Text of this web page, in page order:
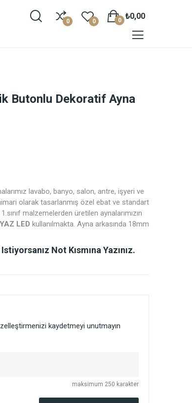
0 0
₺0,00
0
Butonlu Dekoratif Ayna
lavabo, banyo, salon, antre, işyeri ve
olarak tasarlanmış özel ebat ve standart
malzemelerden üretilen aynalarımızın
LED kullanılmakta. Ayna arkasında 18mm
Istiyorsanız Not Kısmına Yazınız.
kaydetmeyi unutmayın
maksimum 250 karakter